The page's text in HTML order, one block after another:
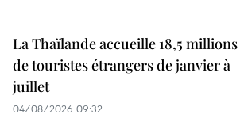
La Thaïlande accueille 18,5 millions
de touristes étrangers de janvier à
juillet
04/08/2026 09:32